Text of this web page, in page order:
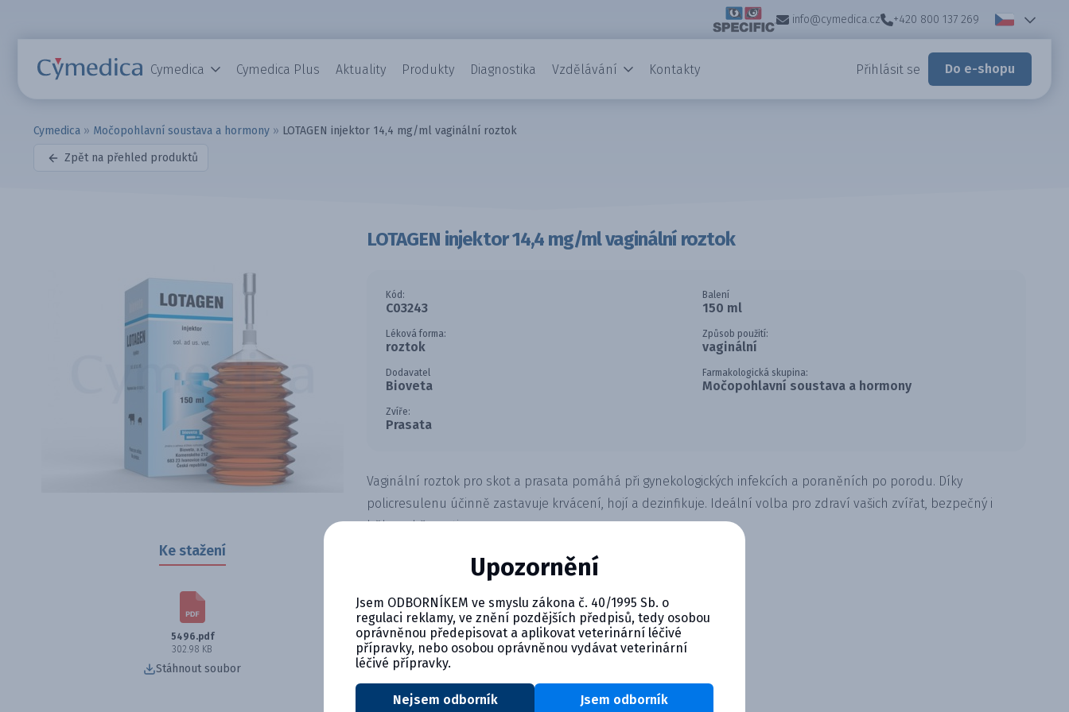
info@cymedica.cz +420 800 137 269
Cymedica Cymedica Plus Aktuality Produkty Diagnostika Vzdělávání Kontakty Přihlásit se Do e-shopu
Cymedica » Močopohlavní soustava a hormony » LOTAGEN injektor 14,4 mg/ml vaginální roztok
Zpět na přehled produktů
Ke stažení
5496.pdf
302.98 KB
Stáhnout soubor
LOTAGEN injektor 14,4 mg/ml vaginální roztok
Kód:
C03243
Balení
150 ml
Léková forma:
roztok
Způsob použití:
vaginální
Dodavatel
Bioveta
Farmakologická skupina:
Močopohlavní soustava a hormony
Zvíře:
Prasata
Vaginální roztok pro skot a prasata pomáhá při gynekologických infekcích a poraněních po porodu. Díky
policresulenu účinně zastavuje krvácení, hojí a dezinfikuje. Ideální volba pro zdraví vašich zvířat, bezpečný i
během březosti.
Upozornění
Jsem ODBORNÍKEM ve smyslu zákona č. 40/1995 Sb. o
regulaci reklamy, ve znění pozdějších předpisů, tedy osobou
oprávněnou předepisovat a aplikovat veterinární léčivé
přípravky, nebo osobou oprávněnou vydávat veterinární
léčivé přípravky.
Nejsem odborník Jsem odborník